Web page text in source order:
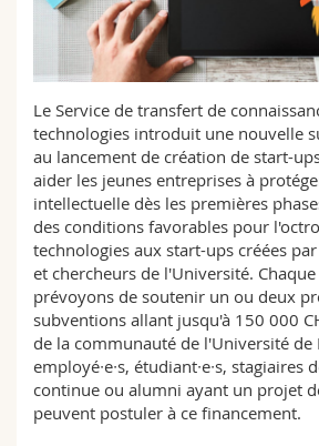
Sciences et médecine
Interfacultaire
Collaborateurs
Doctorants
Webmail
Programme des cours
MyUnifr
Le Service de transfert de
technologies introduit une nouvelle
au lancement de création de start-
aider les jeunes entreprises à
intellectuelle dès les premières
des conditions favorables pour
technologies aux start-ups créées
et chercheurs de l'Université.
prévoyons de soutenir un ou deux
subventions allant jusqu'à 150 000
de la communauté de l'Université de
employé∙e∙s, étudiant∙e∙s, stagiaires
continue ou alumni ayant un projet
peuvent postuler à ce financement.